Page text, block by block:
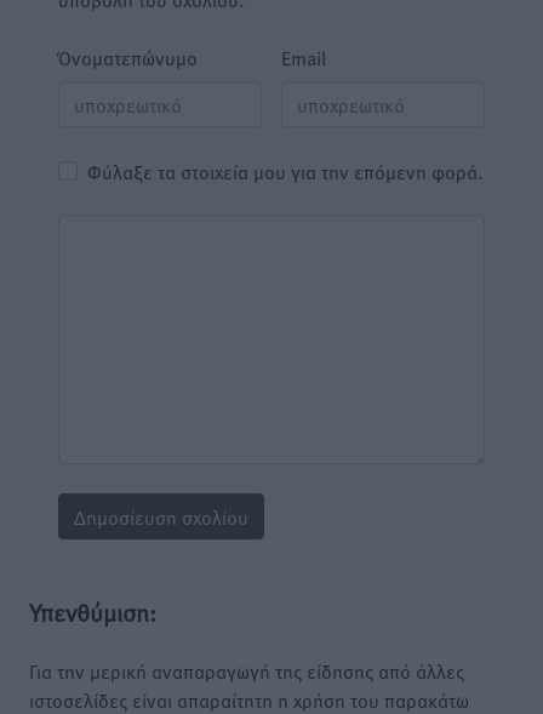
Όνοματεπώνυμο Email
Φύλαξε τα στοιχεία μου για την επόμενη φορά.
Υπενθύμιση:
Για την μερική αναπαραγωγή της είδησης από άλλες
ιστοσελίδες είναι απαραίτητη η χρήση του παρακάτω